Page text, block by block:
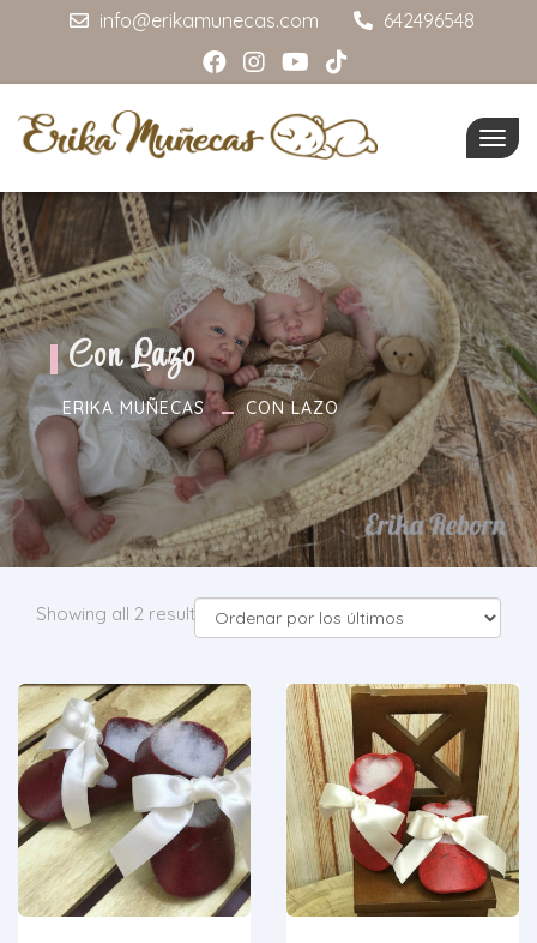
info@erikamunecas.com 642496548
Con Lazo
ERIKA MUÑECAS CON LAZO
Showing all 2 results